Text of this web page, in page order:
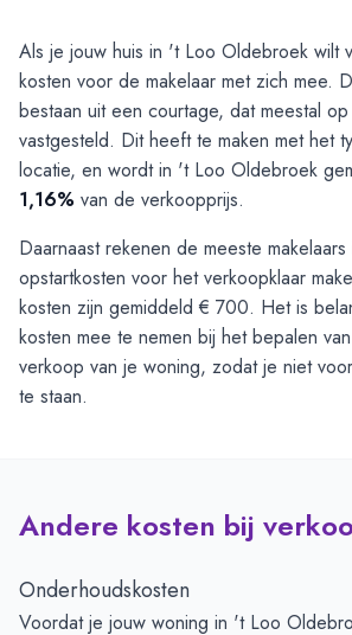
Als je jouw huis in 't Loo Oldebroek wilt
kosten voor de makelaar met zich mee.
bestaan uit een courtage, dat meestal
vastgesteld. Dit heeft te maken met het
locatie, en wordt in 't Loo Oldebroek
1,16% van de verkoopprijs.
Daarnaast rekenen de meeste
opstartkosten voor het verkoopklaar
kosten zijn gemiddeld € 700. Het is
kosten mee te nemen bij het bepalen
verkoop van je woning, zodat je niet
te staan.
Andere kosten bij
Onderhoudskosten
Voordat je jouw woning in 't Loo